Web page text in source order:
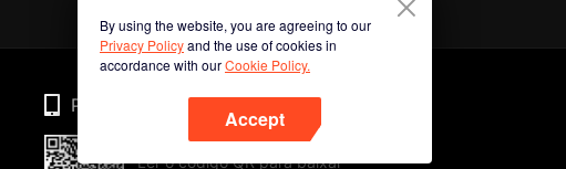
By using the website, you are agreeing to our
Privacy Policyand the use of cookies in
accordance with ourCookie Policy.
Accept
Phone
Ler o código QR para baixar